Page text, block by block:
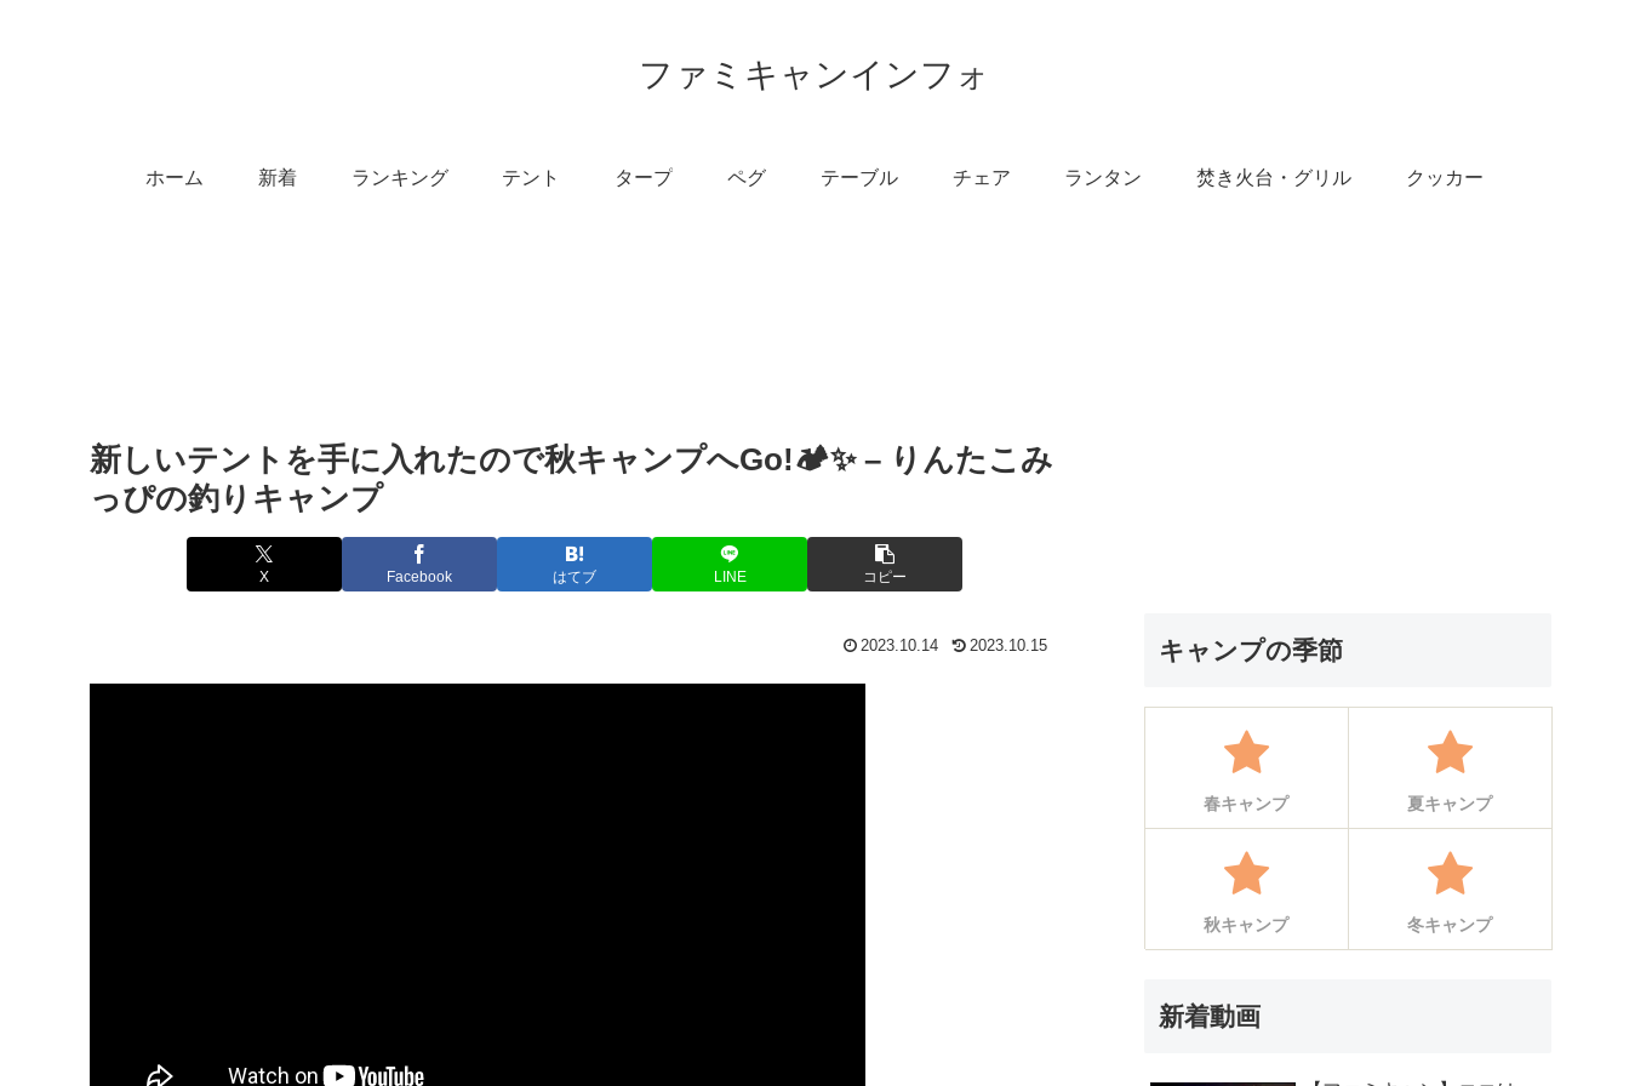
ファミキャンインフォ
ホーム 新着 ランキング テント タープ ペグ テーブル チェア ランタン 焚き火台・グリル クッカー
新しいテントを手に入れたので秋キャンプへGo!🏕️✨ – りんたこみ
っぴの釣りキャンプ
X Facebook はてブ LINE コピー
2023.10.14 2023.10.15 キャンプの季節
春キャンプ 夏キャンプ
秋キャンプ 冬キャンプ
新着動画